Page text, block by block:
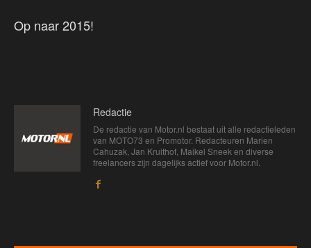
Op naar 2015!
Redactie
De redactie van Motor.nl bestaat uit alle redactieleden
van MOTO73 en Promotor. Redacteuren Marien
Cahuzak, Jan Kruithof, Maikel Sneek en diverse
freelancers zijn dagelijks actief voor Motor.nl.